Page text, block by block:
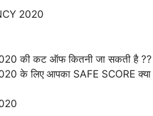
2020
2020 की कट ऑफ कितनी जा सकती है ??
के लिए आपका SAFE SCORE क्या